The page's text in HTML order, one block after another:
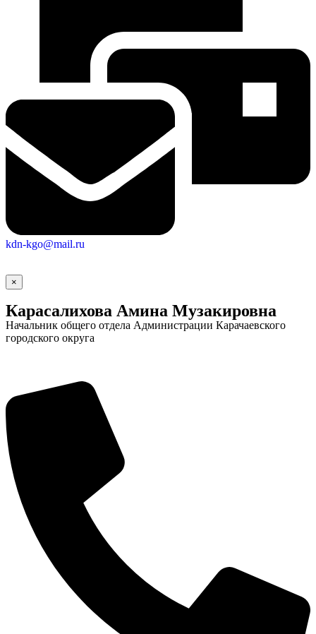
kdn-kgo@mail.ru
×
Карасалихова Амина Музакировна
Начальник общего отдела Администрации Карачаевского
городского округа